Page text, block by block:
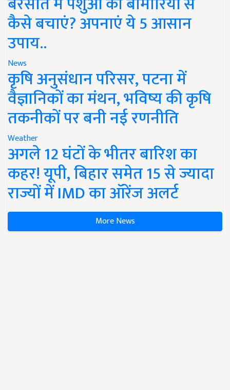
कैसे बचाएं? अपनाएं ये 5 आसान
उपाय..
News
कृषि अनुसंधान परिसर, पटना में
वैज्ञानिकों का मंथन, भविष्य की कृषि
तकनीकों पर बनी नई रणनीति
Weather
अगले 12 घंटों के भीतर बारिश का
कहर! यूपी, बिहार समेत 15 से ज्यादा
राज्यों में IMD का ऑरेंज अलर्ट
More News